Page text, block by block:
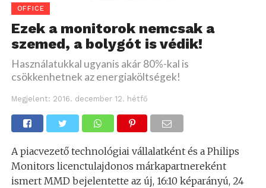
OFFICE
Ezek a monitorok nemcsak a
szemed, a bolygót is védik!
Használatukkal ugyanis akár 80%-kal is
csökkenhetnek az energiaköltségek!
Megjelent: 2016. december 12. hétfő
A piacvezető technológiai vállalatként és a Philips
Monitors licenctulajdonos márkapartnereként
ismert MMD bejelentette az új, 16:10 képarányú, 24